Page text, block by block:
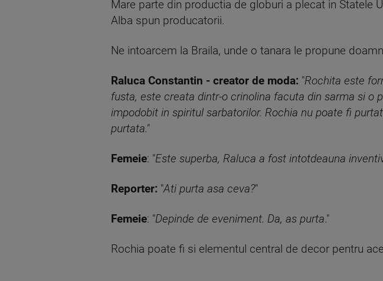
Mare parte din productia de globuri a plecat in Statele
Alba spun producatorii.
Ne intoarcem la Braila, unde o tanara le propune
Raluca Constantin - creator de moda: "Rochita este
fusta, este creata dintr-o crinolina facuta din sarma si o
impodobit in spiritul sarbatorilor. Rochia nu poate fi
purtata."
Femeie: "Este superba, Raluca a fost intotdeauna
Reporter: "Ati purta asa ceva?"
Femeie: "Depinde de eveniment. Da, as purta."
Rochia poate fi si elementul central de decor pentru